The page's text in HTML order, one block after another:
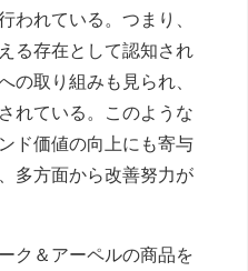
れている。つまり、
る存在として認知され
取り組みも見られ、
れている。このような
ド価値の向上にも寄与
多方面から改善努力が
ク＆アーペルの商品を